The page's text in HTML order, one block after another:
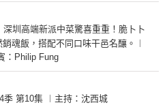
深圳高端新派中菜驚喜重重！脆卜卜
魂飯，搭配不同口味干邑名釀。︱
：Philip Fung
季 第10集 ︱主持：沈西城